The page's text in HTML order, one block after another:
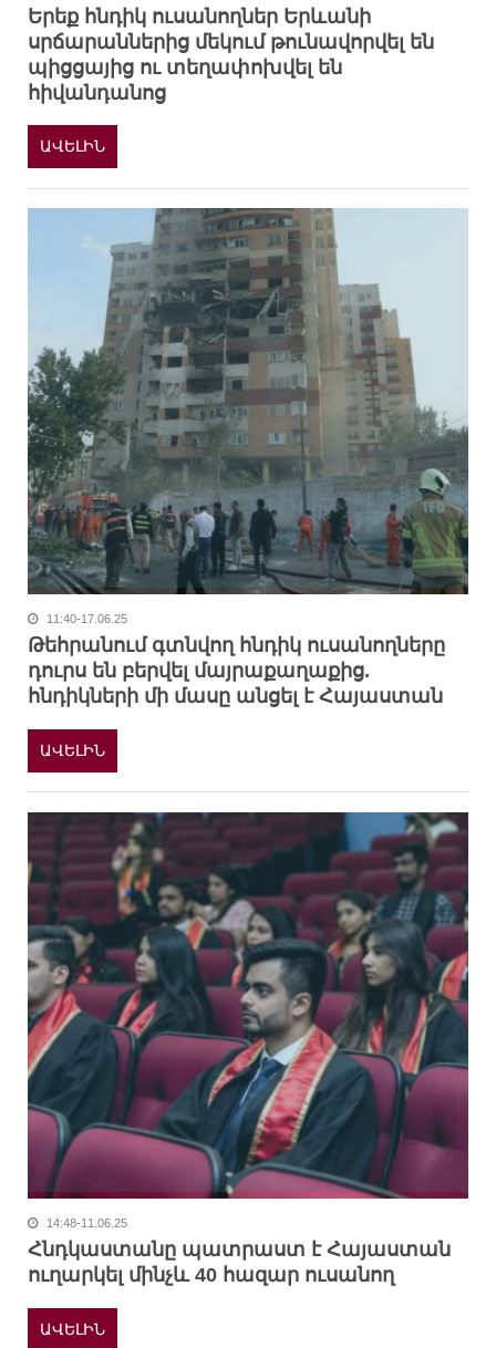
Երեք հնդիկ ուսանողներ Երևանի
սրճարաններից մեկում թունավորվել են
պիցցայից ու տեղափոխվել են
հիվանդանոց
ԱՎԵԼԻՆ
11:40-17.06.25
Թեհրանում գտնվող հնդիկ ուսանողները
դուրս են բերվել մայրաքաղաքից.
հնդիկների մի մասը անցել է Հայաստան
ԱՎԵԼԻՆ
14:48-11.06.25
Հնդկաստանը պատրաստ է Հայաստան
ուղարկել մինչև 40 հազար ուսանող
ԱՎԵԼԻՆ